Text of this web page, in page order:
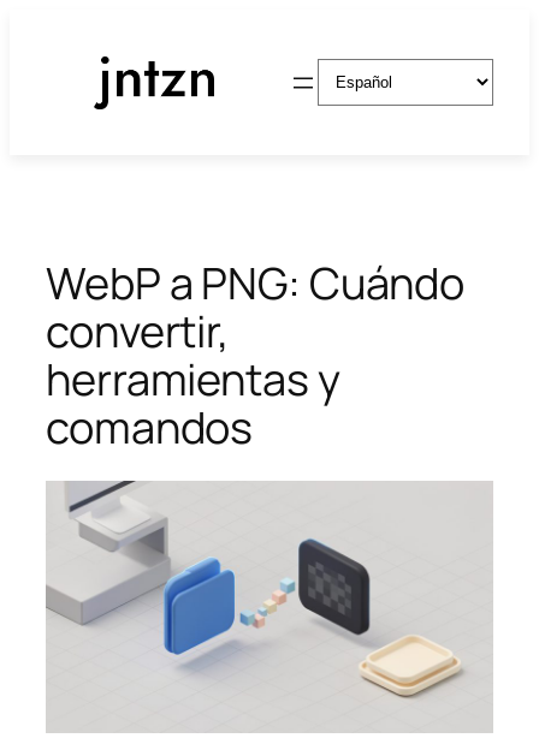
Elegir
un
WebP a PNG: Cuándo
convertir,
herramientas y
comandos